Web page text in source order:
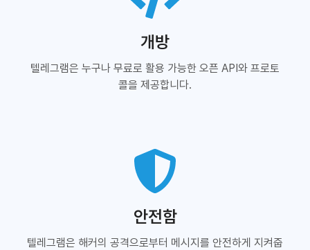
개방
텔레그램은 누구나 무료로 활용 가능한 오픈 API와 프로토
콜을 제공합니다.
안전함
텔레그램은 해커의 공격으로부터 메시지를 안전하게 지켜줍